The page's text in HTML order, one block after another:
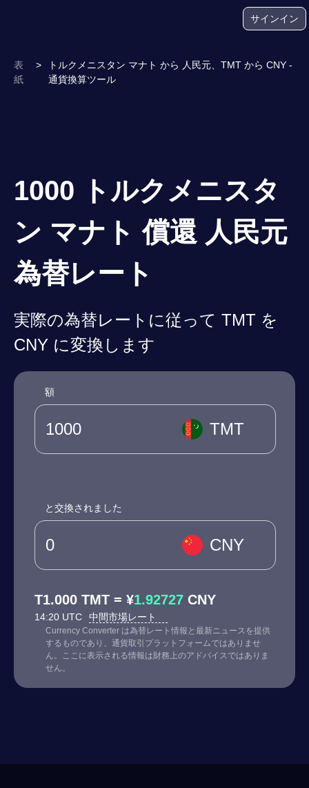
サインイン
表
紙
>
トルクメニスタン マナト から 人民元、TMT から CNY -
通貨換算ツール
1000 トルクメニスタ
ン マナト 償還 人民元
為替レート
実際の為替レートに従って TMT を
CNY に変換します
額
TMT
と交換されました
CNY
T1.000 TMT = ¥1.92727 CNY
14:20 UTC 中間市場レート
Currency Converter は為替レート情報と最新ニュースを提供
するものであり、通貨取引プラットフォームではありませ
ん。ここに表示される情報は財務上のアドバイスではありま
せん。